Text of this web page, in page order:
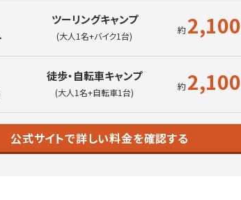
ツーリングキャンプ
(大人1名+バイク1台) 2,100
徒歩・自転車キャンプ
(大人1名+自転車1台) 2,100
公式サイトで詳しい料金を確認する